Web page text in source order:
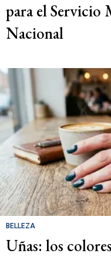
para el Servicio
Nacional
BELLEZA
Uñas: los